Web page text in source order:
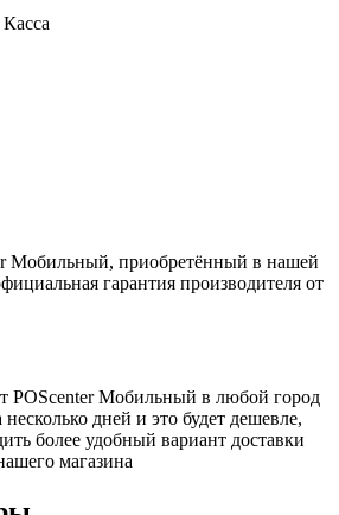
Мобильный, приобретённый в нашей
гарантия производителя от
POScenter Мобильный в любой город
дней и это будет дешевле,
более удобный вариант доставки
магазина